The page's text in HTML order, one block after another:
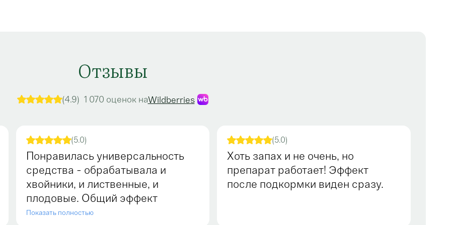
не содержит
подтвердили, что
водой 1:100, корни
под корень.
как
как для
Отзывы
(4.9) 1 070 оценок наWildberries
(5.0)
Понравилась универсальность
средства - обрабатывала и
хвойники, и лиственные, и
плодовые. Общий эффект
понравился, растения выглядели
Показать полностью
(5.0)
Хоть запах и не очень, но
препарат работает! Эффект
после подкормки виден сразу.